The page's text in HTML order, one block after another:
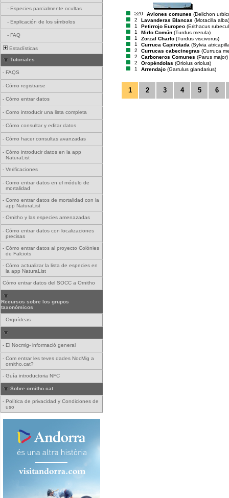
- Especies parcialmente ocultas
- Explicación de los símbolos
- FAQ
Estadísticas
Tutoriales
- FAQS
- Cómo registrarse
- Cómo entrar datos
- Como introducir una lista completa
- Cómo consultar y editar datos
- Cómo hacer consultas avanzadas
- Cómo introducir datos en la app
NaturaList
- Verificaciones
- Como entrar datos en el módulo de
mortalidad
- Como entrar datos de mortalidad con la
app NaturaList
- Ornitho y las especies amenazadas
- Cómo entrar datos con localizaciones
precisas
- Cómo entrar datos al proyecto Colònies
de Falciots
- Cómo actualizar la lista de especies en
la app NaturaList
Cómo entrar datos del SOCC a Ornitho
Recursos sobre los grupos
taxonómicos
- Orquídeas
- El Nocmig- informació general
- Com entrar les teves dades NocMig a
ornitho.cat?
- Guía introductoria NFC
Sobre ornitho.cat
- Política de privacidad y Condiciones de
uso
≥20 Aviones comunes (Delichon
2
Lavanderas Blancas (Motacilla alba)
1
Petirrojo Europeo (Erithacus
1
Mirlo Común (Turdus merula)
1
Zorzal Charlo (Turdus viscivorus)
1
Curruca Capirotada (Sylvia
2
Currucas cabecinegras (Curruca
2
Carboneros Comunes (Parus major)
2
Oropéndolas (Oriolus oriolus)
1
Arrendajo (Garrulus glandarius)
1 2 3 4 5 6